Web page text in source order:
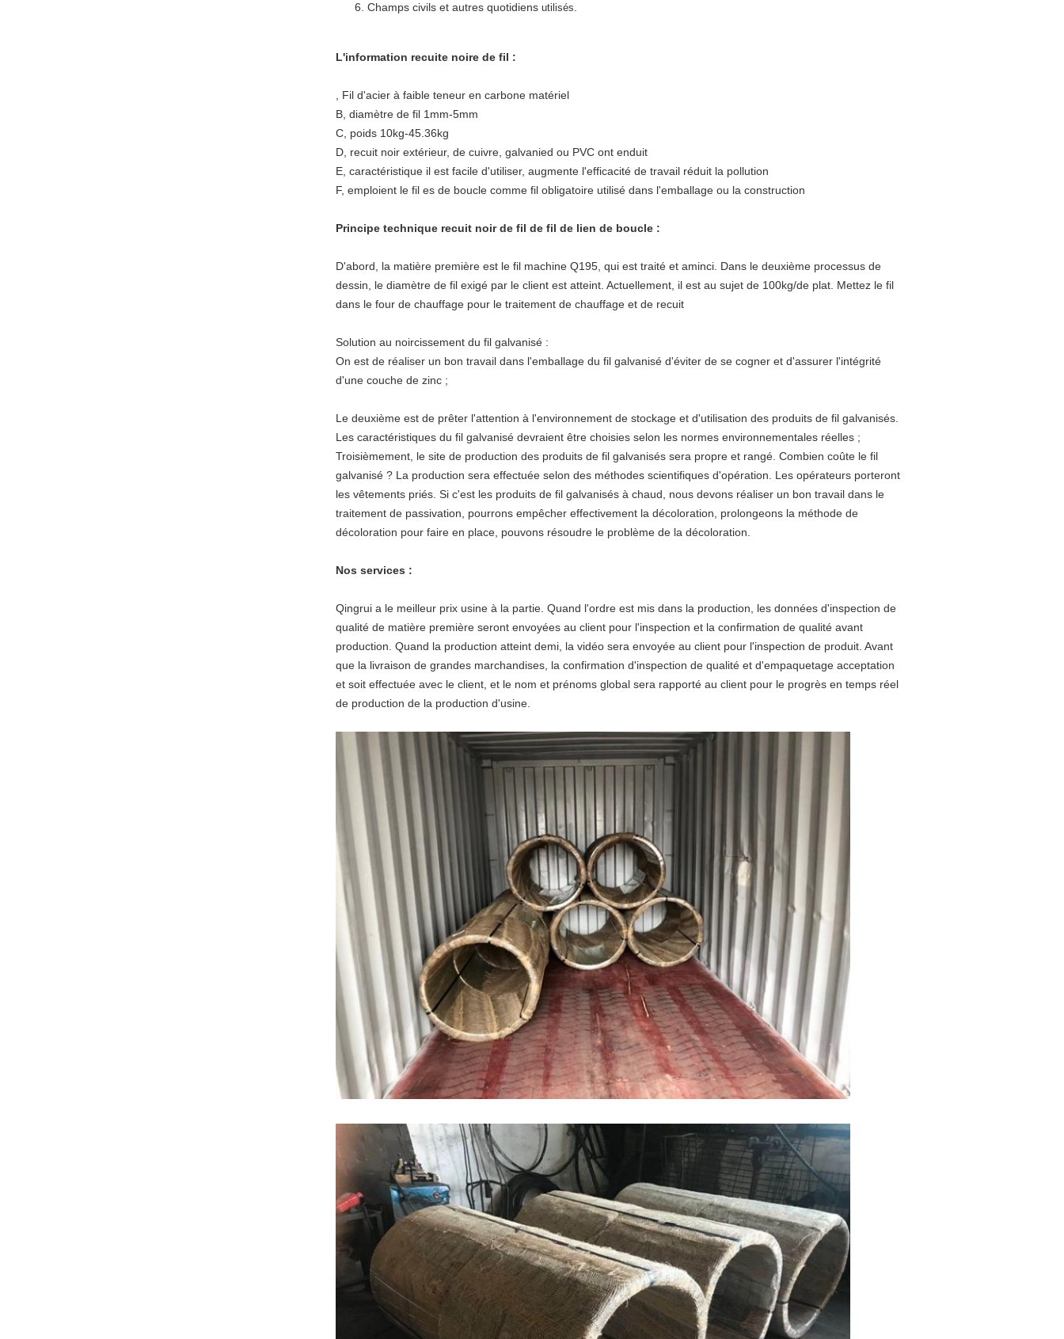
Champs civils et autres quotidiens utilisés
L'information recuite noire de fil :
, Fil d'acier à faible teneur en carbone matériel
B, diamètre de fil 1mm-5mm
C, poids 10kg-45.36kg
D, recuit noir extérieur, de cuivre, galvanied ou PVC ont enduit
E, caractéristique il est facile d'utiliser, augmente l'efficacité de travail réduit la pollution
F, emploient le fil es de boucle comme fil obligatoire utilisé dans l'emballage ou la construction
Principe technique recuit noir de fil de fil de lien de boucle :
D'abord, la matière première est le fil machine Q195, qui est traité et aminci. Dans le deuxième processus de
dessin, le diamètre de fil exigé par le client est atteint. Actuellement, il est au sujet de 100kg/de plat. Mettez le fil
dans le four de chauffage pour le traitement de chauffage et de recuit
Solution au noircissement du fil galvanisé :
On est de réaliser un bon travail dans l'emballage du fil galvanisé d'éviter de se cogner et d'assurer l'intégrité
d'une couche de zinc ;
Le deuxième est de prêter l'attention à l'environnement de stockage et d'utilisation des produits de fil galvanisés.
Les caractéristiques du fil galvanisé devraient être choisies selon les normes environnementales réelles ;
Troisièmement, le site de production des produits de fil galvanisés sera propre et rangé. Combien coûte le fil
galvanisé ? La production sera effectuée selon des méthodes scientifiques d'opération. Les opérateurs porteront
les vêtements priés. Si c'est les produits de fil galvanisés à chaud, nous devons réaliser un bon travail dans le
traitement de passivation, pourrons empêcher effectivement la décoloration, prolongeons la méthode de
décoloration pour faire en place, pouvons résoudre le problème de la décoloration.
Nos services :
Qingrui a le meilleur prix usine à la partie. Quand l'ordre est mis dans la production, les données d'inspection de
qualité de matière première seront envoyées au client pour l'inspection et la confirmation de qualité avant
production. Quand la production atteint demi, la vidéo sera envoyée au client pour l'inspection de produit. Avant
que la livraison de grandes marchandises, la confirmation d'inspection de qualité et d'empaquetage acceptation
et soit effectuée avec le client, et le nom et prénoms global sera rapporté au client pour le progrès en temps réel
de production de la production d'usine.